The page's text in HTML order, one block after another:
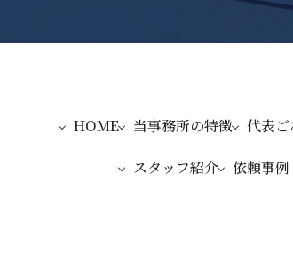
HOME 当事務所の特徴 代表
スタッフ紹介 依頼事